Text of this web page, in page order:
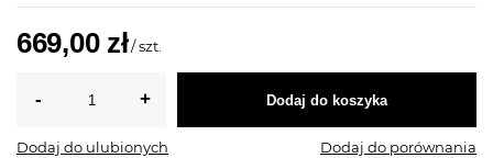
669,00 zł/szt.
Dodaj do koszyka
Dodaj do ulubionych Dodaj do porównania